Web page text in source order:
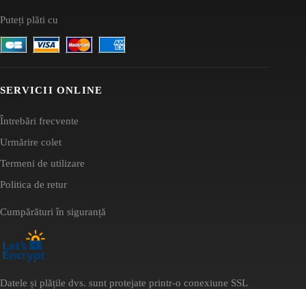
Puteți plăti cu
SERVICII ONLINE
Întrebări frecvente
Urmărire colet
Termeni de utilizare
Politica de retur
Cumpărături în siguranță
Datele și plățile dvs. sunt protejate printr-o conexiune SSL